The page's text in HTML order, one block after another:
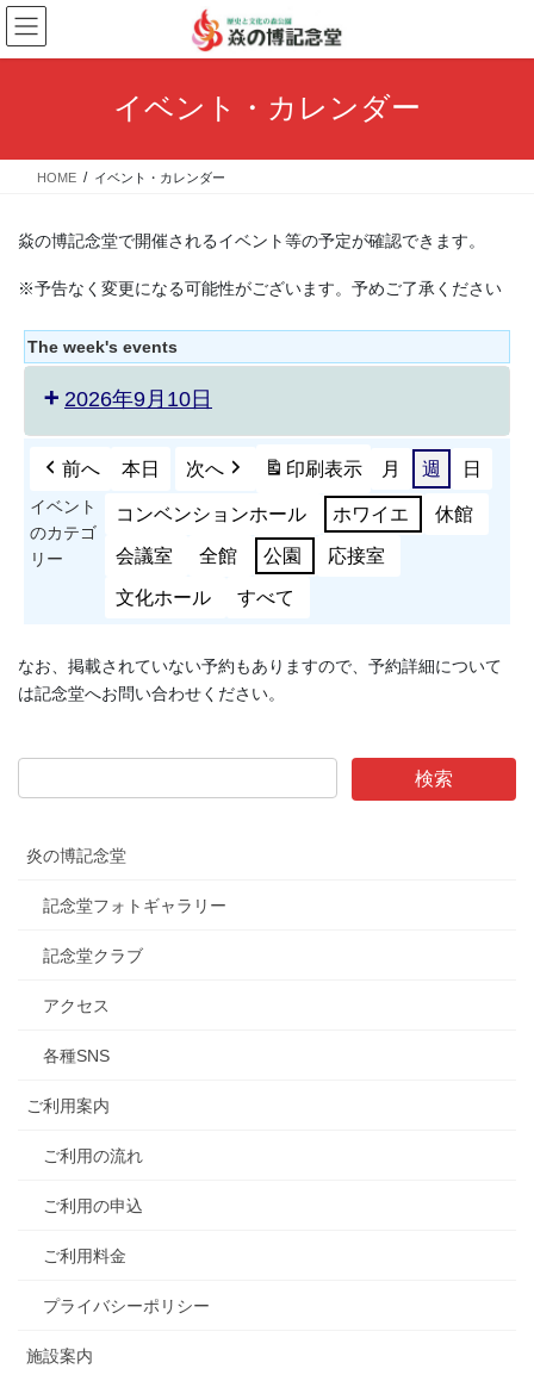
コ
ン
テ
ス
ナ
ビ
ゲ
ン
イベント・カレンダー
HOME イベント・カレンダー
焱の博記念堂で開催されるイベント等の予定が確認できます。
※予告なく変更になる可能性がございます。予めご了承ください
The week's events
2026年9月10日
前へ 本日 次へ 印刷表示 月 週 日
イベント
のカテゴ
リー
コンベンションホール ホワイエ 休館
会議室 全館 公園 応接室
文化ホール すべて
なお、掲載されていない予約もありますので、予約詳細について
は記念堂へお問い合わせください。
炎の博記念堂
記念堂フォトギャラリー
記念堂クラブ
アクセス
各種SNS
ご利用案内
ご利用の流れ
ご利用の申込
ご利用料金
プライバシーポリシー
施設案内